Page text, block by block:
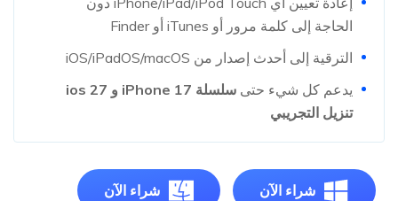
الحاجة إلى كلمة مرور أو iTunes أو Finder
الترقية إلى أحدث إصدار من iOS/iPadOS/macOS
يدعم كل شيء حتى
سلسلة iPhone 17 و ios 27
تنزيل التجريبي
شراء الآن شراء الآن